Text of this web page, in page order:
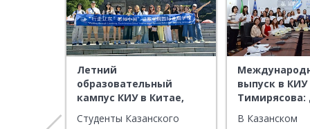
Летний
образовательный
кампус КИУ в Китае,
культуру Поднебесной
Студенты Казанского
выпуск в
студентам
В Казанском